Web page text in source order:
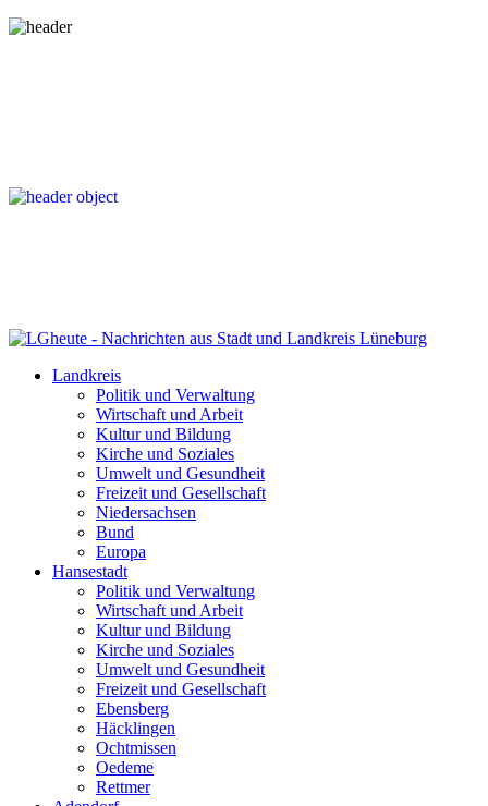
Landkreis
Politik und Verwaltung
Wirtschaft und Arbeit
Kultur und Bildung
Kirche und Soziales
Umwelt und Gesundheit
Freizeit und Gesellschaft
Niedersachsen
Bund
Europa
Hansestadt
Politik und Verwaltung
Wirtschaft und Arbeit
Kultur und Bildung
Kirche und Soziales
Umwelt und Gesundheit
Freizeit und Gesellschaft
Ebensberg
Häcklingen
Ochtmissen
Oedeme
Rettmer